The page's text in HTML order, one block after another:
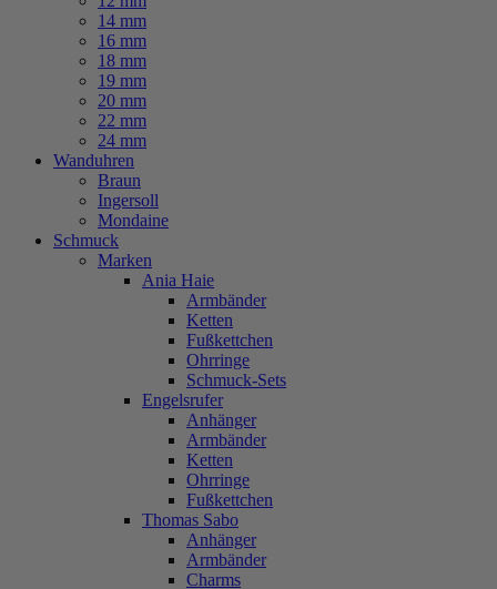
14 mm
16 mm
18 mm
19 mm
20 mm
22 mm
24 mm
Wanduhren
Braun
Ingersoll
Mondaine
Schmuck
Marken
Ania Haie
Armbänder
Ketten
Fußkettchen
Ohrringe
Schmuck-Sets
Engelsrufer
Anhänger
Armbänder
Ketten
Ohrringe
Fußkettchen
Thomas Sabo
Anhänger
Armbänder
Charms